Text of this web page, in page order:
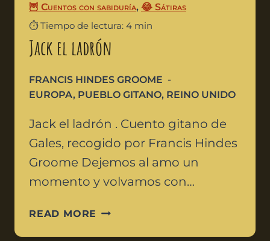
🦉 Cuentos con sabiduría, 😂 Sátiras
⏱️ Tiempo de lectura: 4 min
Jack el ladrón
FRANCIS HINDES GROOME
EUROPA, PUEBLO GITANO, REINO UNIDO
Jack el ladrón . Cuento gitano de
Gales, recogido por Francis Hindes
Groome Dejemos al amo un
momento y volvamos con…
READ MORE